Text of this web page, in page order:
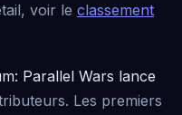
voir le classement
Parallel Wars lance
Les premiers